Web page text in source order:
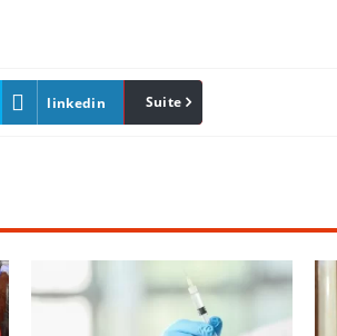
linkedin Pinterest
Suite